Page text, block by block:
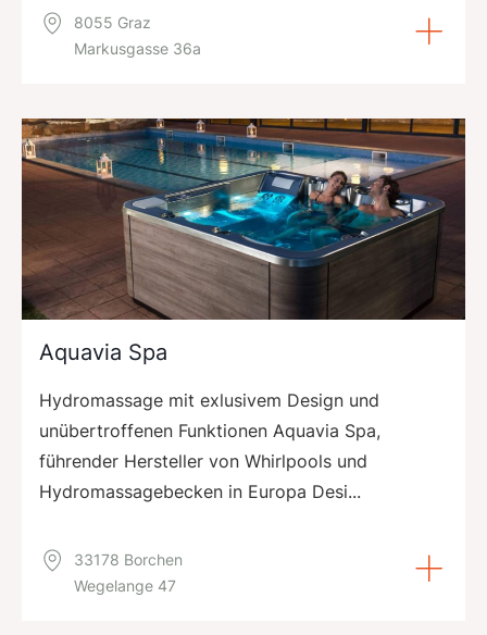
8055 Graz
Markusgasse 36a
Aquavia Spa
Hydromassage mit exlusivem Design und
unübertroffenen Funktionen Aquavia Spa,
führender Hersteller von Whirlpools und
Hydromassagebecken in Europa Desi...
33178 Borchen
Wegelange 47